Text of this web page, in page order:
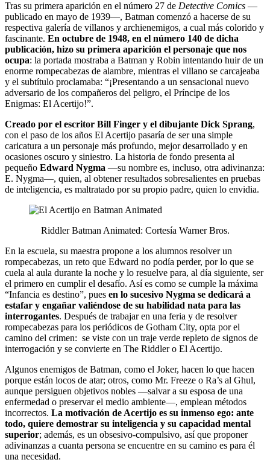
Tras su primera aparición en el número 27 de Detective Comics —
publicado en mayo de 1939—, Batman comenzó a hacerse de su
respectiva galería de villanos y archienemigos, a cual más colorido y
fascinante. En octubre de 1948, en el número 140 de dicha
publicación, hizo su primera aparición el personaje que nos
ocupa: la portada mostraba a Batman y Robin intentando huir de un
enorme rompecabezas de alambre, mientras el villano se carcajeaba
y el subtítulo proclamaba: “¡Presentando a un sensacional nuevo
adversario de los compañeros del peligro, el Príncipe de los
Enigmas: El Acertijo!”.
Creado por el escritor Bill Finger y el dibujante Dick Sprang,
con el paso de los años El Acertijo pasaría de ser una simple
caricatura a un personaje más profundo, mejor desarrollado y en
ocasiones oscuro y siniestro. La historia de fondo presenta al
pequeño Edward Nygma —su nombre es, incluso, otra adivinanza:
E. Nygma—, quien, al obtener resultados sobresalientes en pruebas
de inteligencia, es maltratado por su propio padre, quien lo envidia.
Riddler Batman Animated: Cortesía Warner Bros.
En la escuela, su maestra propone a los alumnos resolver un
rompecabezas, un reto que Edward no podía perder, por lo que se
cuela al aula durante la noche y lo resuelve para, al día siguiente, ser
el primero en cumplir el desafío. Así es como se cumple la máxima
“Infancia es destino”, pues en lo sucesivo Nygma se dedicará a
estafar y engañar valiéndose de su habilidad nata para las
interrogantes. Después de trabajar en una feria y de resolver
rompecabezas para los periódicos de Gotham City, opta por el
camino del crimen: se viste con un traje verde repleto de signos de
interrogación y se convierte en The Riddler o El Acertijo.
Algunos enemigos de Batman, como el Joker, hacen lo que hacen
porque están locos de atar; otros, como Mr. Freeze o Ra’s al Ghul,
aunque persiguen objetivos nobles —salvar a su esposa de una
enfermedad o preservar el medio ambiente—, emplean métodos
incorrectos. La motivación de Acertijo es su inmenso ego: ante
todo, quiere demostrar su inteligencia y su capacidad mental
superior; además, es un obsesivo-compulsivo, así que proponer
adivinanzas a cuanta persona se encuentre en su camino es para él
una necesidad.